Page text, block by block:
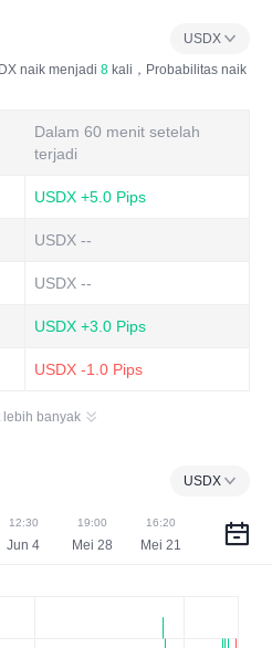
USDX
naik menjadi 8 kali，Probabilitas naik
Dalam 60 menit setelah
terjadi
USDX +5.0 Pips
USDX --
USDX --
USDX +3.0 Pips
USDX -1.0 Pips
lebih banyak
USDX
12:30
Jun 4
19:00
Mei 28
16:20
Mei 21